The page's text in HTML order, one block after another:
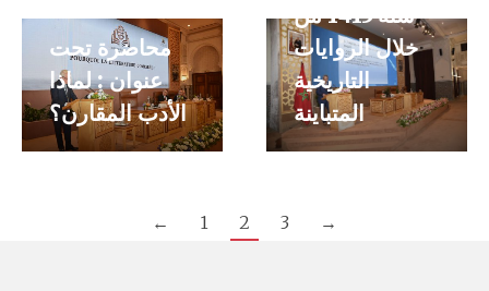
محاضرة تحت
عنوان : لماذا
الأدب المقارن؟
سنة 1415 من
خلال الروايات
التاريخية
المتباينة
← 1 2 3 →